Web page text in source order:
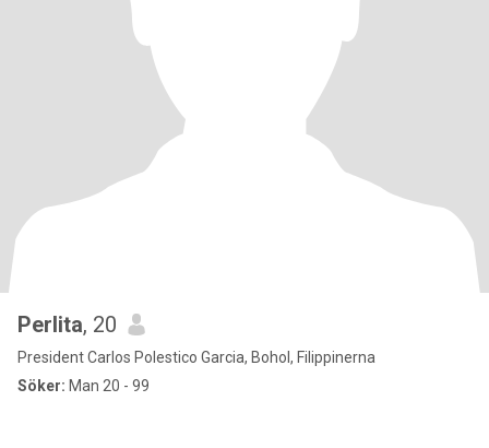
Perlita, 20
President Carlos Polestico Garcia, Bohol, Filippinerna
Söker: Man 20 - 99